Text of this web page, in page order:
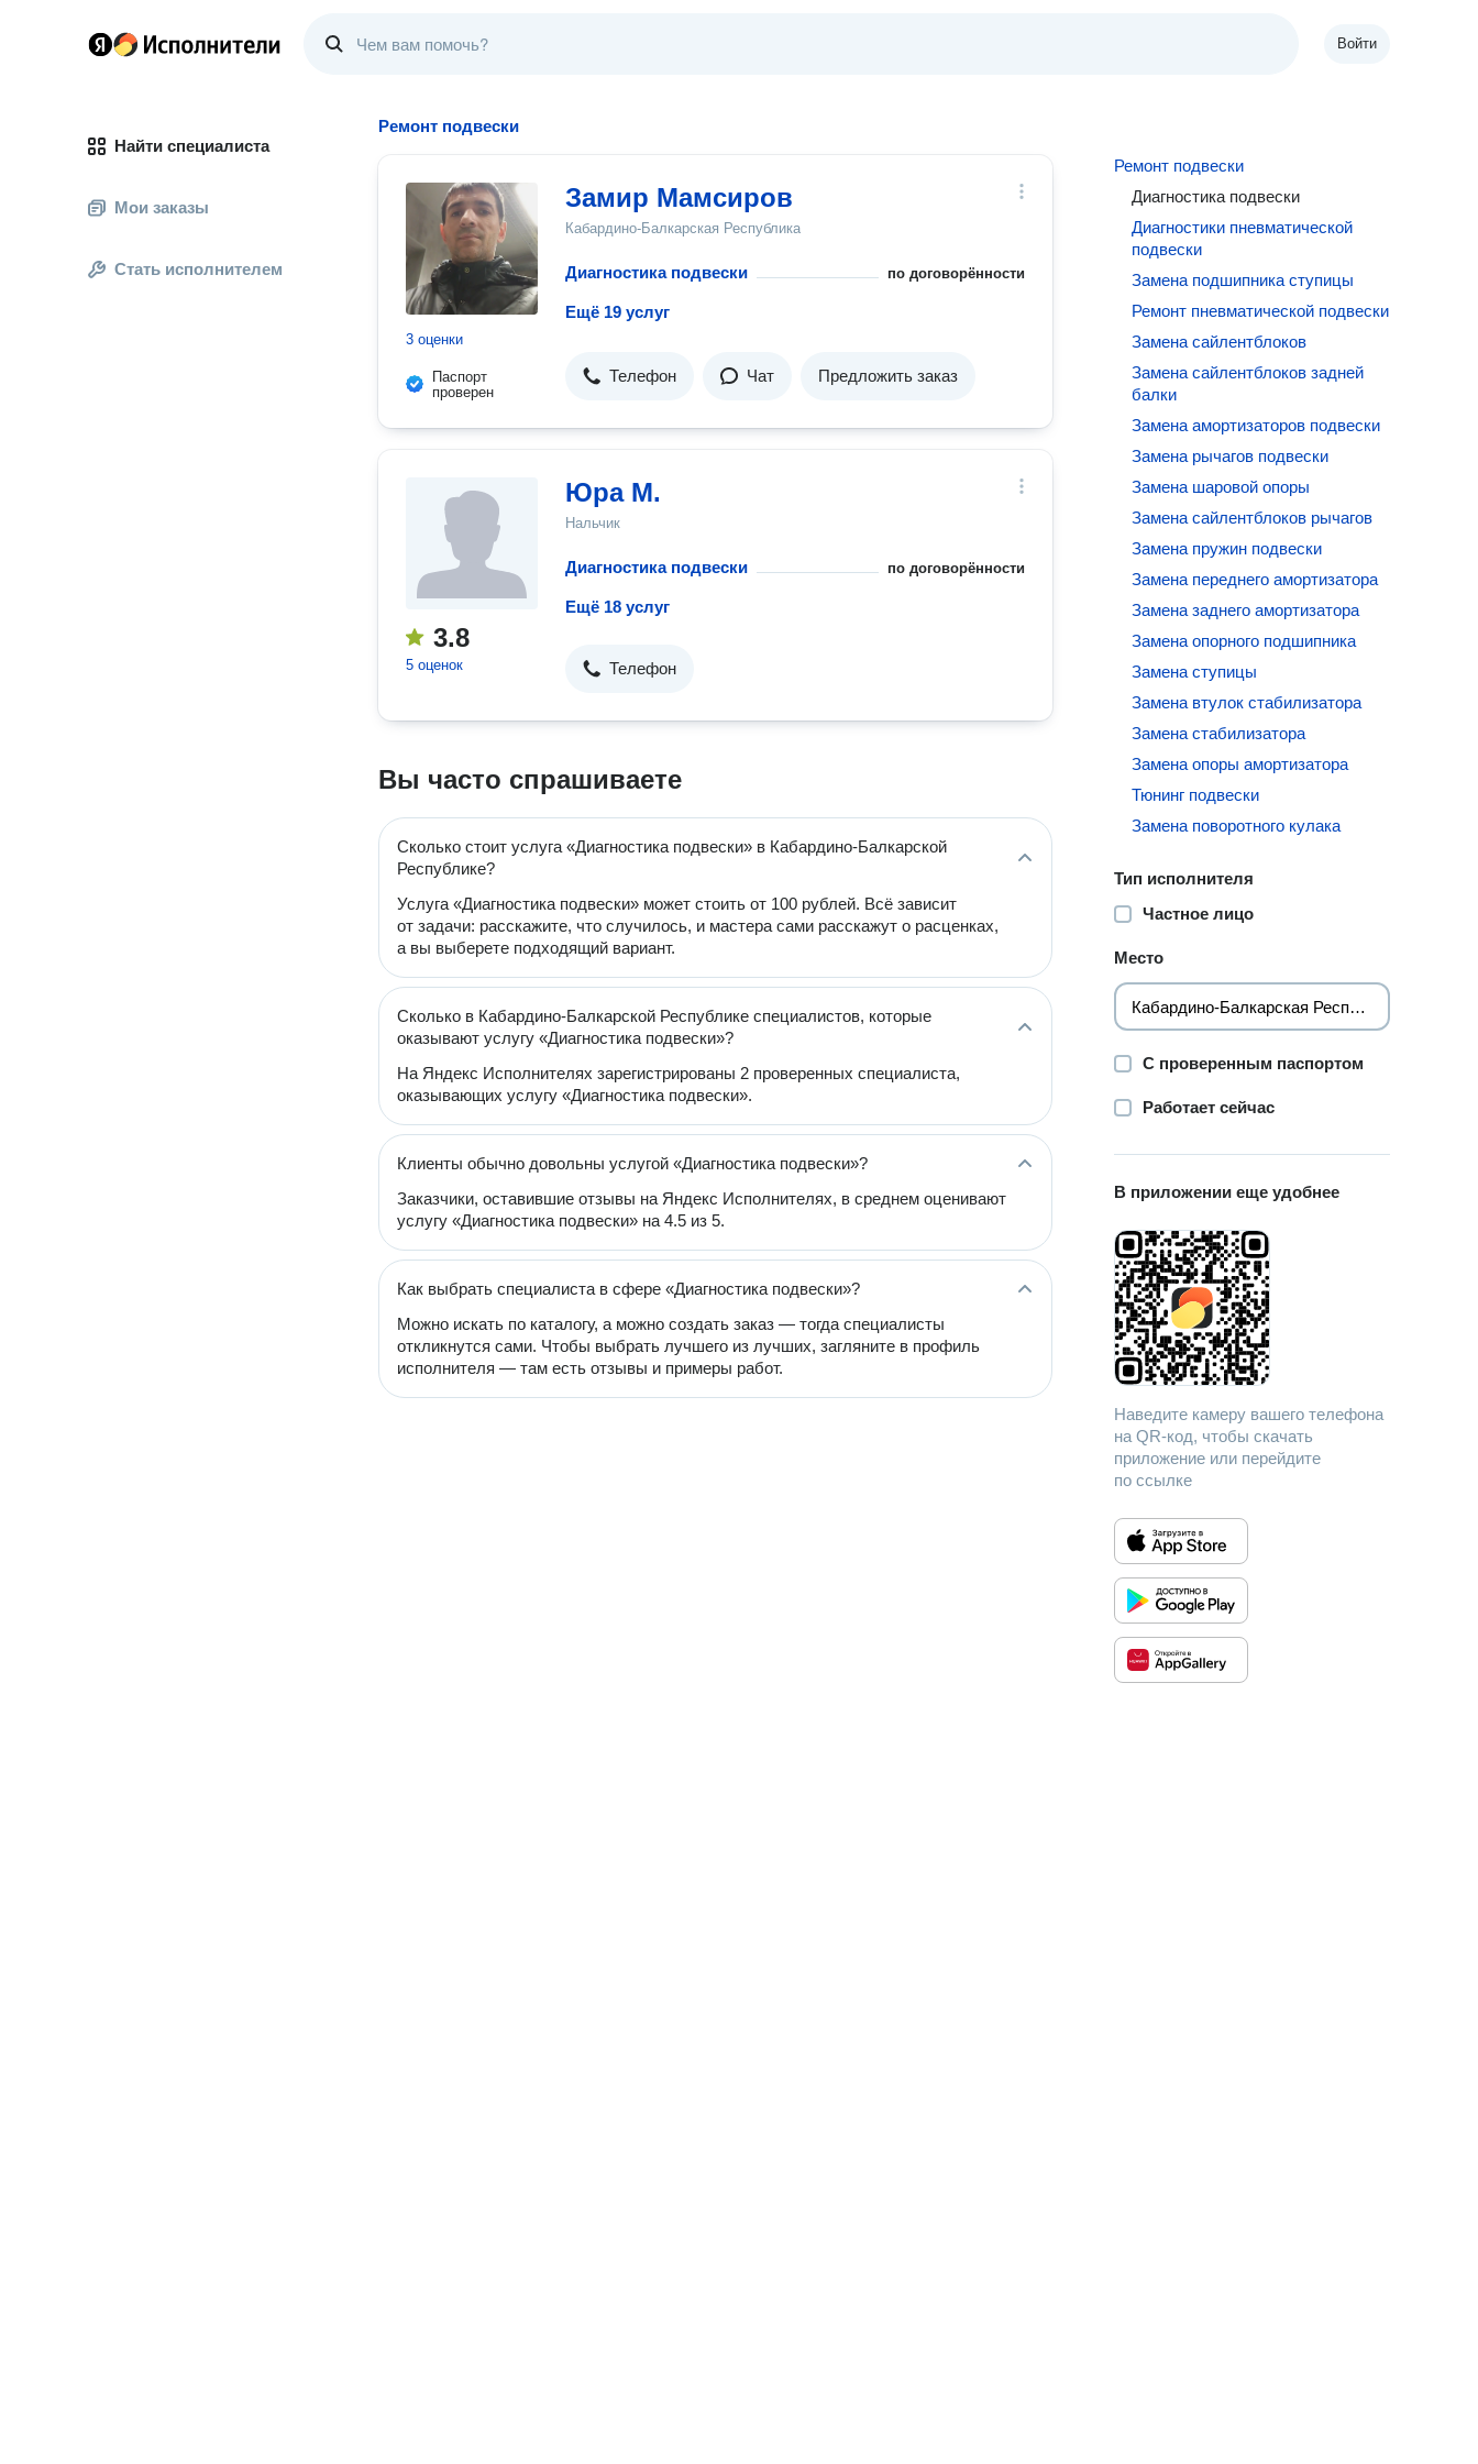
Войти
Найти специалиста
Мои заказы
Стать исполнителем
Ремонт подвески
3 оценки
Паспорт
проверен
Замир Мамсиров
Кабардино-Балкарская Республика
Диагностика подвески по договорённости
Ещё 19 услуг
Телефон Чат Предложить заказ
3.8
5 оценок
Юра М.
Нальчик
Диагностика подвески по договорённости
Ещё 18 услуг
Телефон
Вы часто спрашиваете
Сколько стоит услуга «Диагностика подвески» в Кабардино-Балкарской
Республике?
Услуга «Диагностика подвески» может стоить от 100 рублей. Всё зависит
от задачи: расскажите, что случилось, и мастера сами расскажут о расценках,
а вы выберете подходящий вариант.
Сколько в Кабардино-Балкарской Республике специалистов, которые
оказывают услугу «Диагностика подвески»?
На Яндекс Исполнителях зарегистрированы 2 проверенных специалиста,
оказывающих услугу «Диагностика подвески».
Клиенты обычно довольны услугой «Диагностика подвески»?
Заказчики, оставившие отзывы на Яндекс Исполнителях, в среднем оценивают
услугу «Диагностика подвески» на 4.5 из 5.
Как выбрать специалиста в сфере «Диагностика подвески»?
Можно искать по каталогу, а можно создать заказ — тогда специалисты
откликнутся сами. Чтобы выбрать лучшего из лучших, загляните в профиль
исполнителя — там есть отзывы и примеры работ.
Ремонт подвески
Диагностика подвески
Диагностики пневматической
подвески
Замена подшипника ступицы
Ремонт пневматической подвески
Замена сайлентблоков
Замена сайлентблоков задней
балки
Замена амортизаторов подвески
Замена рычагов подвески
Замена шаровой опоры
Замена сайлентблоков рычагов
Замена пружин подвески
Замена переднего амортизатора
Замена заднего амортизатора
Замена опорного подшипника
Замена ступицы
Замена втулок стабилизатора
Замена стабилизатора
Замена опоры амортизатора
Тюнинг подвески
Замена поворотного кулака
Тип исполнителя
Частное лицо
Место
С проверенным паспортом
Работает сейчас
В приложении еще удобнее
Наведите камеру вашего телефона
на QR-код, чтобы скачать
приложение или перейдите
по ссылке